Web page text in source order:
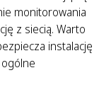
monitorowania
z siecią. Warto
instalację